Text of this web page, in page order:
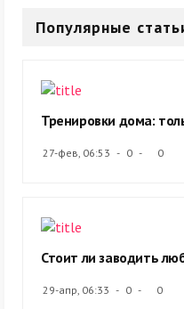
Популярные
Тренировки дома:
27-фев, 06:53 0 0
Стоит ли заводить
29-апр, 06:33 0 0